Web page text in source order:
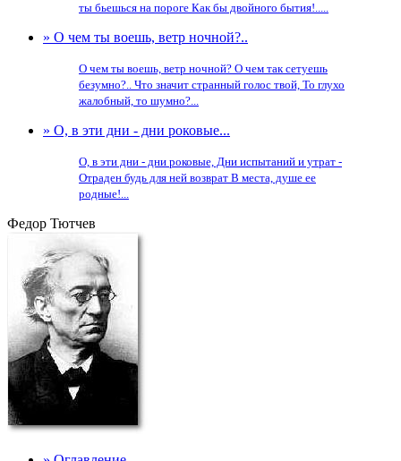
ты бьешься на пороге Как бы двойного бытия!.....
» О чем ты воешь, ветр ночной?..
О чем ты воешь, ветр ночной? О чем так сетуешь
безумно?.. Что значит странный голос твой, То глухо
жалобный, то шумно?...
» О, в эти дни - дни роковые...
О, в эти дни - дни роковые, Дни испытаний и утрат -
Отраден будь для ней возврат В места, душе ее
родные!...
Федор Тютчев